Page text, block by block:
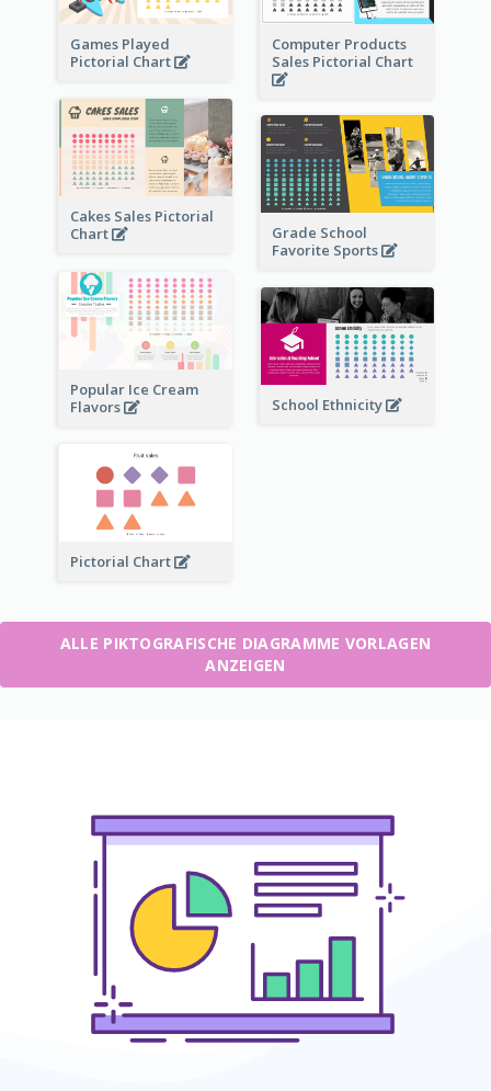
Games Played
Pictorial Chart
Computer Products
Sales Pictorial Chart
Cakes Sales Pictorial
Chart
Grade School
Favorite Sports
Popular Ice Cream
Flavors
School Ethnicity
Pictorial Chart
ALLE PIKTOGRAFISCHE DIAGRAMME VORLAGEN
ANZEIGEN